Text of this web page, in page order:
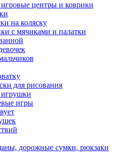
центры и коврики
на коляску
с мячиками и палатки
для рисования
игры
дорожные сумки, рюкзаки